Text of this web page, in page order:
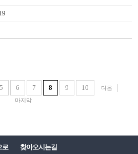
5 6 7 8 9 10
다음
마지막
로 찾아오시는길